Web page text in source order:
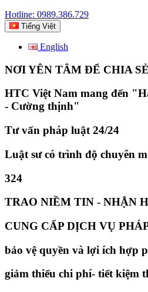
Hotline: 0989.386.729
Tiếng Việt
English
NƠI YÊN TÂM ĐỂ CHIA
HTC Việt Nam mang đến
- Cường thịnh"
Tư vấn pháp luật 24/24
Luật sư có trình độ chuyên
324
TRAO NIỀM TIN - NHẬN
CUNG CẤP DỊCH VỤ
bảo vệ quyền và lợi ích hợp
giảm thiếu chi phí- tiết kiệm